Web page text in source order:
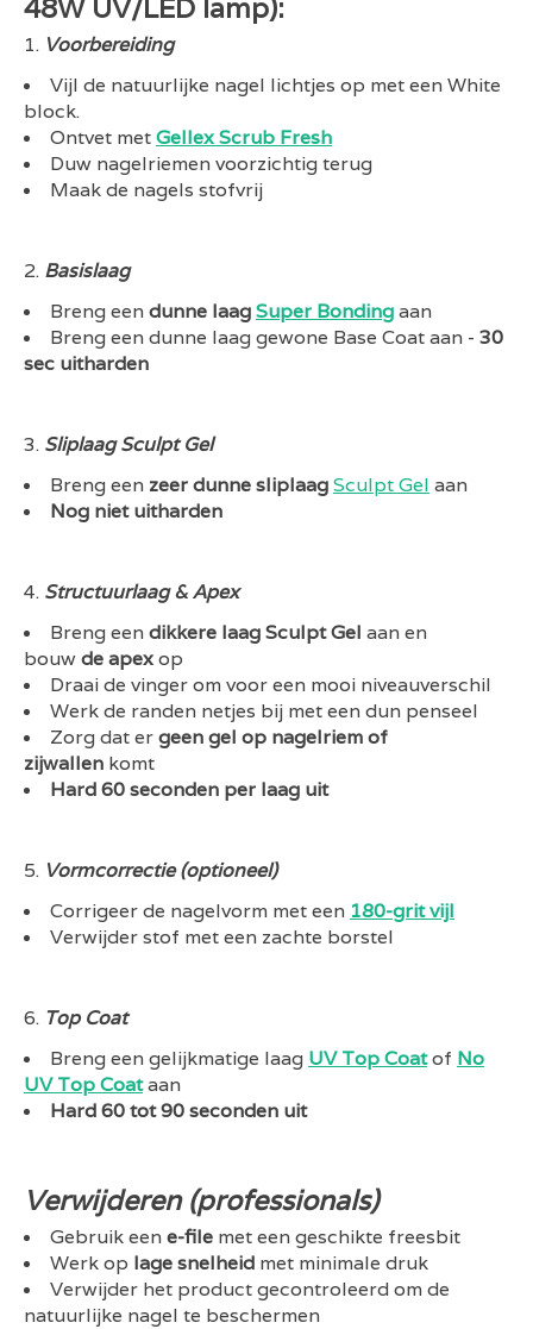
48W UV/LED lamp):
Voorbereiding
Vijl de natuurlijke nagel lichtjes op met een White
block.
Ontvet metGellex Scrub Fresh
Duw nagelriemen voorzichtig terug
Maak de nagels stofvrij
Basislaag
Breng eendunne laagSuper Bondingaan
Breng een dunne laag gewone Base Coat aan - 30
sec uitharden
Sliplaag Sculpt Gel
Breng een zeer dunne sliplaagSculpt Gel aan
Nog niet uitharden
Structuurlaag & Apex
Breng eendikkere laag Sculpt Gel aan en
bouwde apexop
Draai de vinger om voor een mooi niveauverschil
Werk de randen netjes bij met een dun penseel
Zorg dat ergeen gel op nagelriem of
zijwallen komt
Hard 60 seconden per laag uit
Vormcorrectie (optioneel)
Corrigeer de nagelvorm met een 180-grit vijl
Verwijder stof met een zachte borstel
Top Coat
Breng een gelijkmatige laag UV Top Coatof No
UV Top Coataan
Hard 60 tot 90 seconden uit
Verwijderen (professionals)
Gebruik eene-file met een geschikte freesbit
Werk op lage snelheid met minimale druk
Verwijder het product gecontroleerd om de
natuurlijke nagel te beschermen